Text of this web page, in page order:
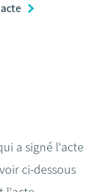
a signé l'acte
ci-dessous